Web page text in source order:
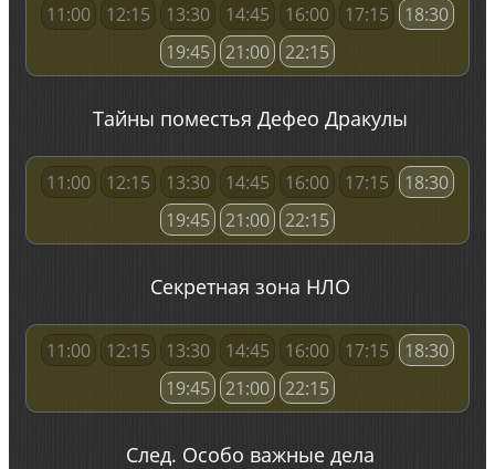
11:00 12:15 13:30 14:45 16:00 17:15
18:30
19:45
21:00 22:15
Тайны поместья Дефео Дракулы
11:00 12:15 13:30 14:45 16:00 17:15
18:30
19:45
21:00 22:15
Секретная зона НЛО
11:00 12:15 13:30 14:45 16:00 17:15
18:30
19:45
21:00 22:15
След. Особо важные дела